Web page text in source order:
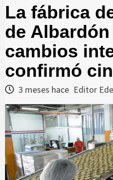
La fábrica
de
cambios
confirmó
3 meses hace Editor